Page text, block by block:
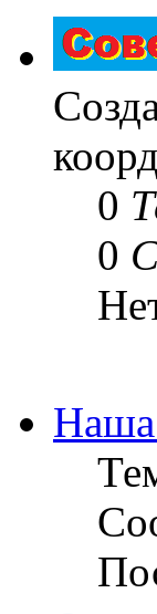
0
0